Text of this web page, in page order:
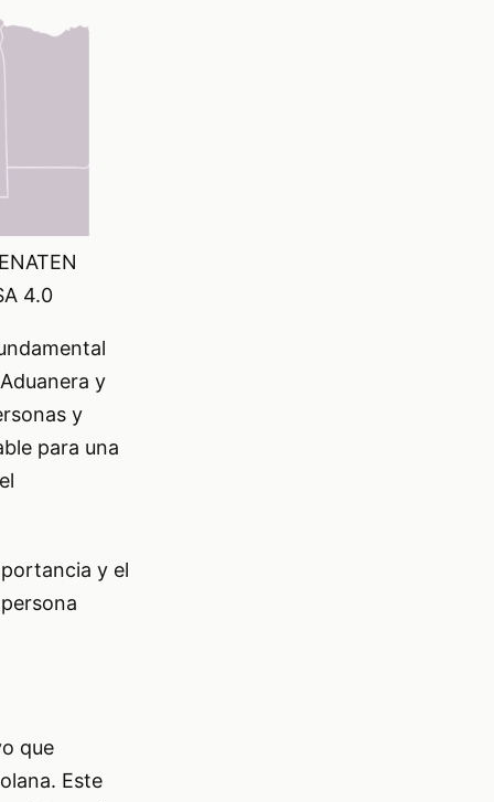
4.0
y
y
para una
y el
que
Este